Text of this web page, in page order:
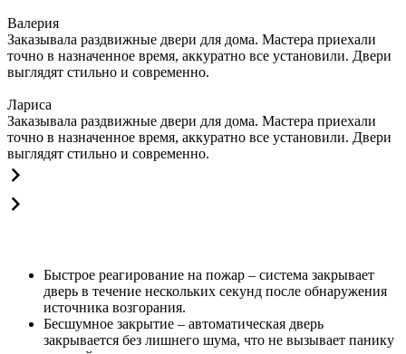
Валерия
Заказывала раздвижные двери для дома. Мастера приехали
точно в назначенное время, аккуратно все установили. Двери
выглядят стильно и современно.
Лариса
Заказывала раздвижные двери для дома. Мастера приехали
точно в назначенное время, аккуратно все установили. Двери
выглядят стильно и современно.
Быстрое реагирование на пожар – система закрывает
дверь в течение нескольких секунд после обнаружения
источника возгорания.
Бесшумное закрытие – автоматическая дверь
закрывается без лишнего шума, что не вызывает панику